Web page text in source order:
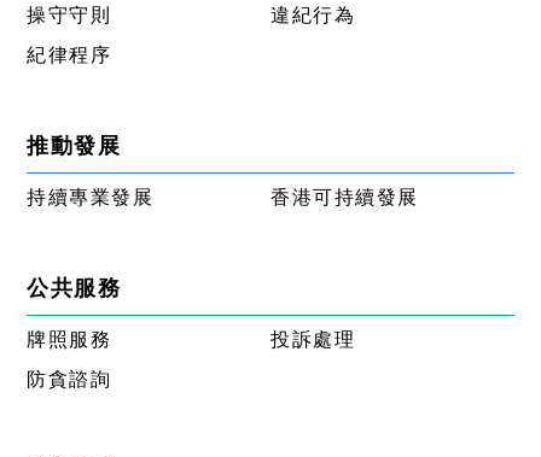
操守守則
違紀行為
紀律程序
推動發展
持續專業發展 香港可持續發展
公共服務
牌照服務
投訴處理
防貪諮詢